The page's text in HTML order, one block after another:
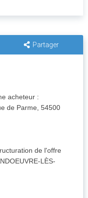
Partager
acheteur :
de Parme, 54500
de l'offre
LÈS-